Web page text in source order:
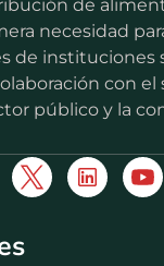
de
necesidad
de instituciones
con el
público y la